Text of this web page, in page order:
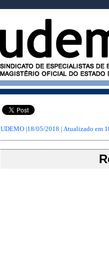
UDEMO |18/05/2018 | Atualizado em